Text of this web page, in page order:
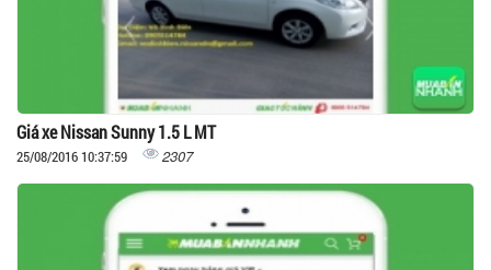
Giá xe Nissan Sunny 1.5 L MT
25/08/2016 10:37:59 2307